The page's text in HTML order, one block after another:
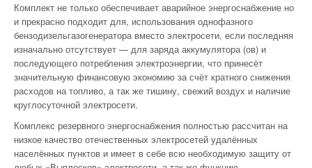
Комплект не только обеспечивает аварийное энергоснабжение но
и прекрасно подходит для, использования однофазного
бензодизельгазогенератора вместо электросети, если последняя
изначально отсутствует — для заряда аккумулятора (ов) и
последующего потребления электроэнергии, что принесёт
значительную финансовую экономию за счёт кратного снижения
расходов на топливо, а так же тишину, свежий воздух и наличие
круглосуточной электросети.
Комплекс резервного энергоснабжения полностью рассчитан на
низкое качество отечественных электросетей удалённых
населённых пунктов и имеет в себе всю необходимую защиту от